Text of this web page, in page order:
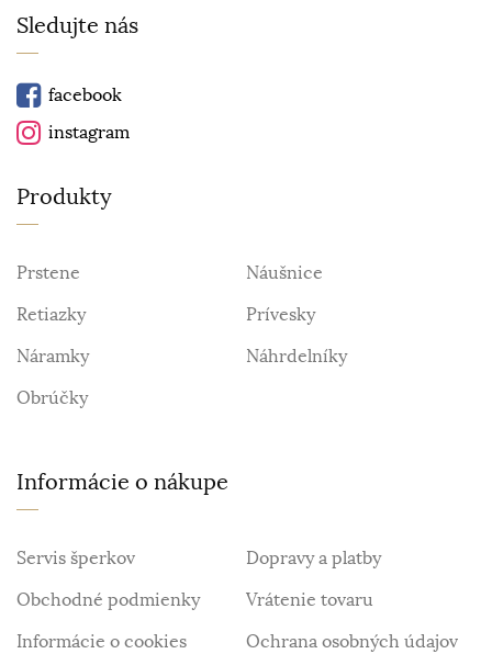
Sledujte nás
facebook
instagram
Produkty
Prstene
Náušnice
Retiazky
Prívesky
Náramky
Náhrdelníky
Obrúčky
Informácie o nákupe
Servis šperkov
Dopravy a platby
Obchodné podmienky
Vrátenie tovaru
Informácie o cookies
Ochrana osobných údajov